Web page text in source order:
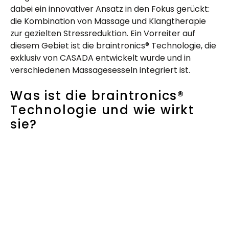
dabei ein innovativer Ansatz in den Fokus gerückt:
die Kombination von Massage und Klangtherapie
zur gezielten Stressreduktion. Ein Vorreiter auf
diesem Gebiet ist die braintronics® Technologie, die
exklusiv von CASADA entwickelt wurde und in
verschiedenen Massagesesseln integriert ist.
Was ist die braintronics®
Technologie und wie wirkt
sie?